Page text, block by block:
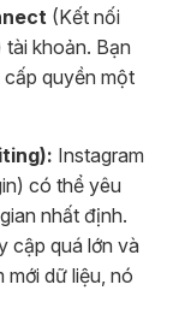
(Kết nối
tài khoản. Bạn
cấp quyền một
Instagram
có thể yêu
nhất định.
cập quá lớn và
mới dữ liệu, nó